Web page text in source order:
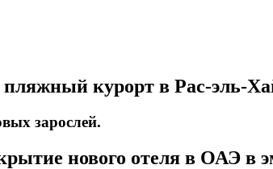
курорт в Рас-эль-
зарослей.
нового отеля в ОАЭ